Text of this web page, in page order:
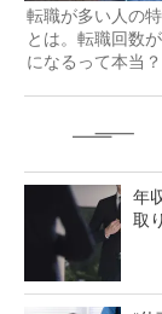
転職が多い人の
とは。転職回数
になるって本当？
年
取